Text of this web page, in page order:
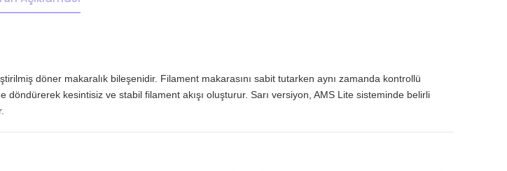
döner makaralık bileşenidir. Filament makarasını sabit tutarken aynı zamanda kontrollü
kesintisiz ve stabil filament akışı oluşturur. Sarı versiyon, AMS Lite sisteminde belirli